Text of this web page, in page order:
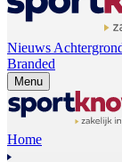
Nieuws
Branded
Menu
Home